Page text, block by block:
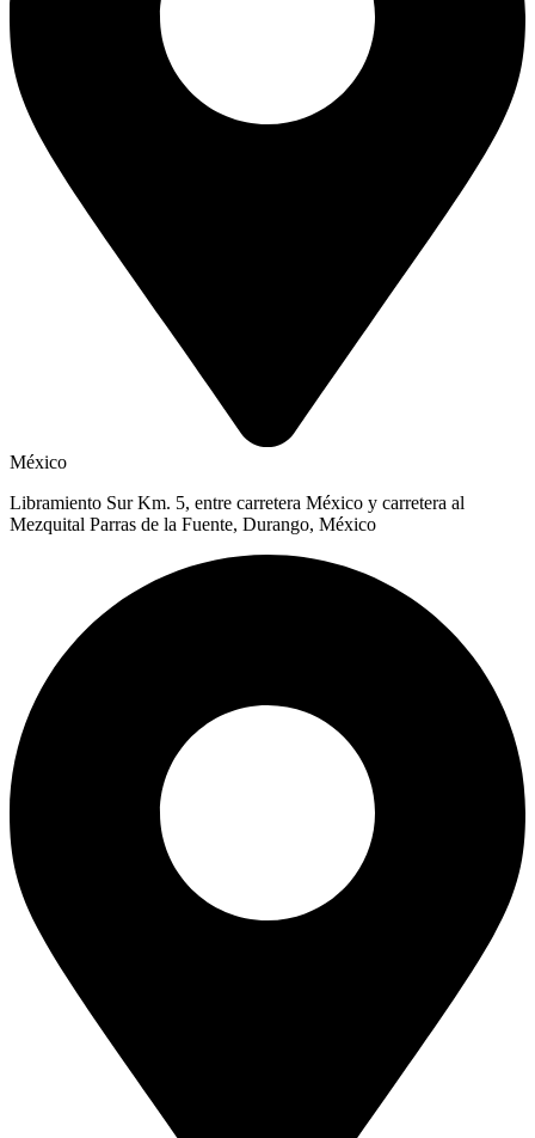
México
Libramiento Sur Km. 5, entre carretera México y carretera al
Mezquital Parras de la Fuente, Durango, México